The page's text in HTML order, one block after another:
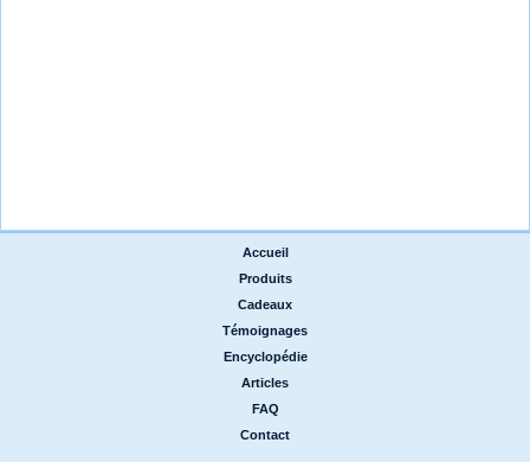
Accueil
Produits
Cadeaux
Témoignages
Encyclopédie
Articles
FAQ
Contact